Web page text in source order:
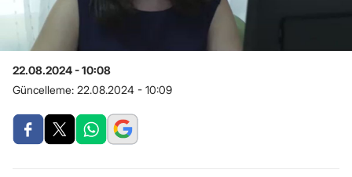
22.08.2024 - 10:08
Güncelleme: 22.08.2024 - 10:09